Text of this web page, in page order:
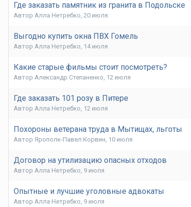
Где заказать памятник из гранита в Подольске
Автор Алла Нетребко, 20 июля
Выгодно купить окна ПВХ Гомель
Автор Алла Нетребко, 14 июля
Какие старые фильмы стоит посмотреть?
Автор Александр Степаненко, 12 июля
Где заказать 101 розу в Питере
Автор Алла Нетребко, 12 июля
Похороны ветерана труда в Мытищах, льготы
Автор Ярополк-Павел Корвин, 10 июля
Договор на утилизацию опасных отходов
Автор Алла Нетребко, 9 июля
Опытные и лучшие уголовные адвокаты
Автор Алла Нетребко, 9 июля